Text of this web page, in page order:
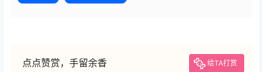
点点赞赏，手留余香 给TA打赏